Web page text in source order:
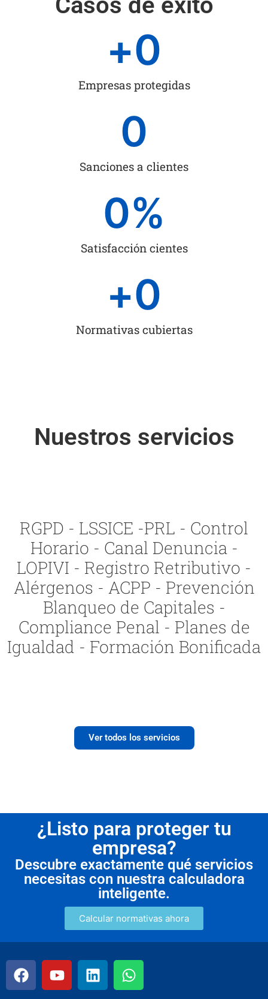
Empresas protegidas
+0
Sanciones a clientes
0
Satisfacción cientes
0%
Normativas cubiertas
+0
Nuestros servicios
RGPD - LSSICE -PRL - Control
Horario - Canal Denuncia -
LOPIVI - Registro Retributivo -
Alérgenos - ACPP - Prevención
Blanqueo de Capitales -
Compliance Penal - Planes de
Igualdad - Formación Bonificada
Ver todos los servicios
¿Listo para proteger tu
empresa?
Descubre exactamente qué servicios
necesitas con nuestra calculadora
inteligente.
Calcular normativas ahora